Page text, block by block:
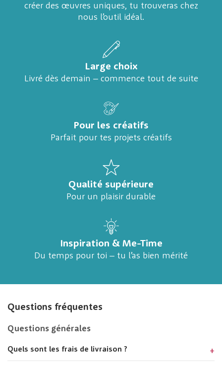
créer des œuvres uniques, tu trouveras chez
nous l’outil idéal.
Large choix
Livré dès demain – commence tout de suite
Pour les créatifs
Parfait pour tes projets créatifs
Qualité supérieure
Pour un plaisir durable
Inspiration & Me-Time
Du temps pour toi – tu l’as bien mérité
Questions fréquentes
Questions générales
Quels sont les frais de livraison ?